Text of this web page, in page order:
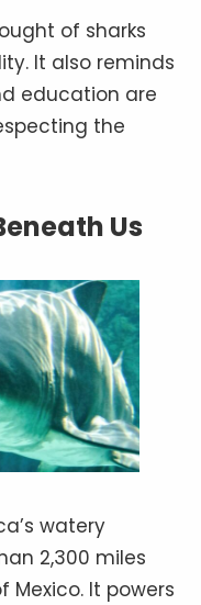
of sharks
It also reminds
education are
the
Us
watery
2,300 miles
It powers